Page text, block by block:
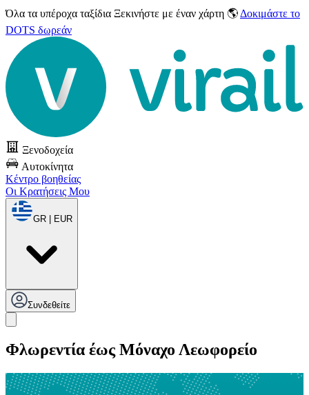
Όλα τα υπέροχα ταξίδια Ξεκινήστε με έναν χάρτη 🌎 Δοκιμάστε το
DOTS δωρεάν
Ξενοδοχεία
Αυτοκίνητα
Κέντρο βοηθείας
Οι Κρατήσεις Μου
GR | EUR
Συνδεθείτε
Φλωρεντία έως Μόναχο Λεωφορείο